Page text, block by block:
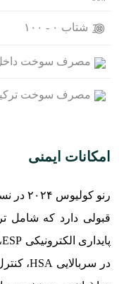
شتاب ۰ - ۱۰۰
مصرف سوخت
مصرف سوخت
امکانات ایمنی
رنو